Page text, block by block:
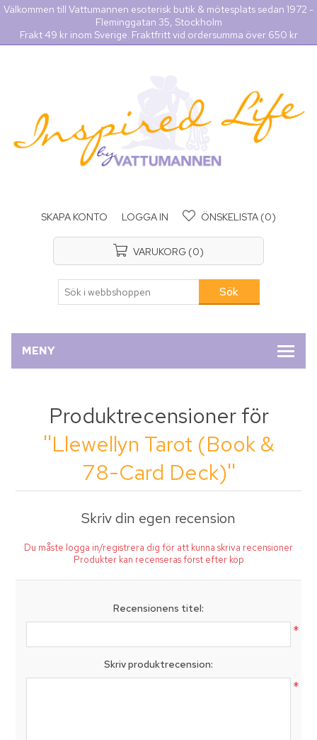
Välkommen till Vattumannen esoterisk butik & mötesplats sedan 1972 -
Fleminggatan 35, Stockholm
Frakt 49 kr inom Sverige. Fraktfritt vid ordersumma över 650 kr
SKAPA KONTO LOGGA IN ÖNSKELISTA (0)
VARUKORG (0)
MENY
Produktrecensioner för
Llewellyn Tarot (Book &
78-Card Deck)
Skriv din egen recension
Du måste logga in/registrera dig för att kunna skriva recensioner
Produkter kan recenseras först efter köp
Recensionens titel:
*
Skriv produktrecension:
*